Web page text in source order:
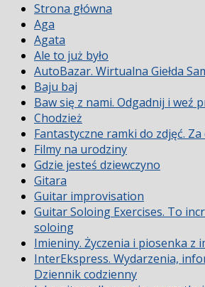
Strona główna
Aga
Agata
Ale to już było
AutoBazar. Wirtualna Giełda
Baju baj
Baw się z nami. Odgadnij i weź
Chodzież
Fantastyczne ramki do zdjęć.
Filmy na urodziny
Gdzie jesteś dziewczyno
Gitara
Guitar improvisation
Guitar Soloing Exercises. To
soloing
Imieniny. Życzenia i piosenka z
InterEkspress. Wydarzenia,
Dziennik codzienny